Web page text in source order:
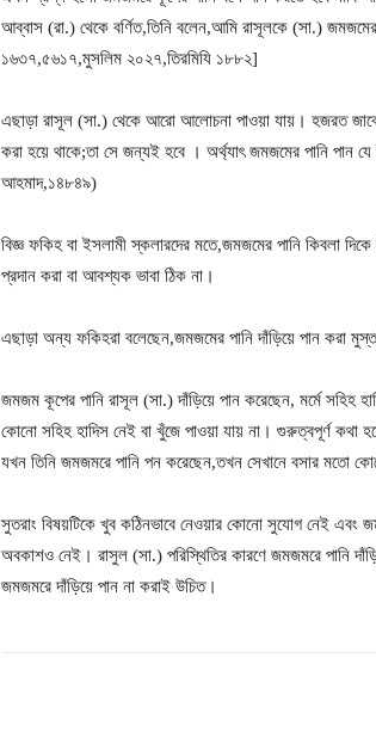
আব্বাস (রা.) থেকে বর্ণিত,তিনি বলেন,আমি রাসূলকে (সা.) জমজমের
১৬৩৭,৫৬১৭,মুসলিম ২০২৭,তিরমিযি ১৮৮২]
এছাড়া রাসূল (সা.) থেকে আরো আলোচনা পাওয়া যায়। হজরত
করা হয়ে থাকে;তা সে জন্যই হবে । অর্থ্যাৎ জমজমের পানি পান
আহমাদ,১৪৮৪৯)
বিজ্ঞ ফকিহ বা ইসলামী স্কলারদের মতে,জমজমের পানি কিবলা
প্রদান করা বা আবশ্যক ভাবা ঠিক না।
এছাড়া অন্য ফকিহরা বলেছেন,জমজমের পানি দাঁড়িয়ে পান করা
জমজম কূপের পানি রাসূল (সা.) দাঁড়িয়ে পান করেছেন, মর্মে সহিহ
কোনো সহিহ হাদিস নেই বা খুঁজে পাওয়া যায় না। গুরুত্বপূর্ণ কথা
যখন তিনি জমজমরে পানি পন করেছেন,তখন সেখানে বসার মতো
সুতরাং বিষয়টিকে খুব কঠিনভাবে নেওয়ার কোনো সুযোগ নেই এবং
অবকাশও নেই। রাসুল (সা.) পরিস্থিতির কারণে জমজমরে পানি
জমজমরে দাঁড়িয়ে পান না করাই উচিত।